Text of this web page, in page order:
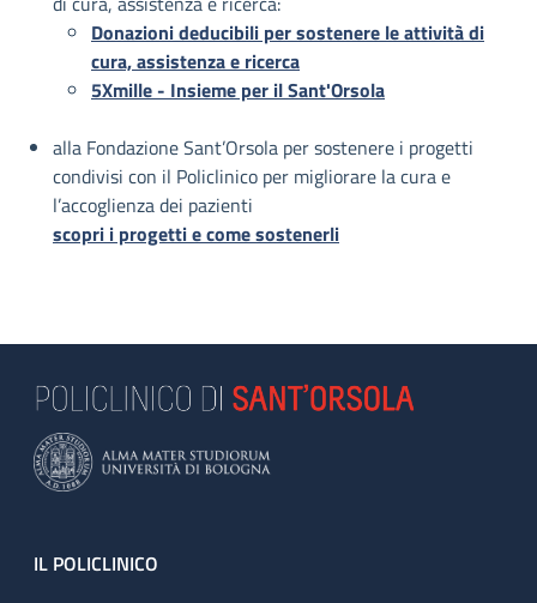
Donazioni deducibili per sostenere le attività di
cura, assistenza e ricerca
5Xmille - Insieme per il Sant'Orsola
alla Fondazione Sant’Orsola per sostenere i progetti
condivisi con il Policlinico per migliorare la cura e
l’accoglienza dei pazienti
scopri i progetti e come sostenerli
Footer
IL POLICLINICO